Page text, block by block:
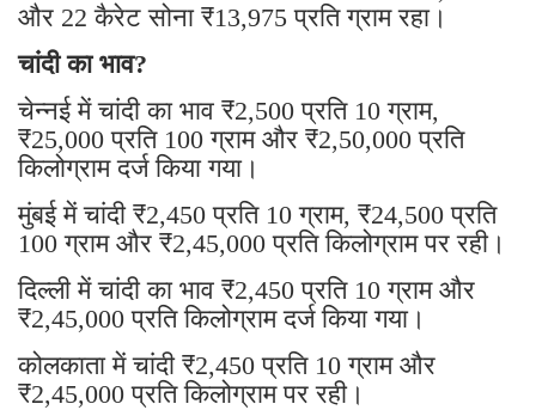
और 22 कैरेट सोना ₹13,975 प्रति ग्राम रहा।
चांदी का भाव?
चेन्नई में चांदी का भाव ₹2,500 प्रति 10 ग्राम,
₹25,000 प्रति 100 ग्राम और ₹2,50,000 प्रति
किलोग्राम दर्ज किया गया।
मुंबई में चांदी ₹2,450 प्रति 10 ग्राम, ₹24,500 प्रति
100 ग्राम और ₹2,45,000 प्रति किलोग्राम पर रही।
दिल्ली में चांदी का भाव ₹2,450 प्रति 10 ग्राम और
₹2,45,000 प्रति किलोग्राम दर्ज किया गया।
कोलकाता में चांदी ₹2,450 प्रति 10 ग्राम और
₹2,45,000 प्रति किलोग्राम पर रही।